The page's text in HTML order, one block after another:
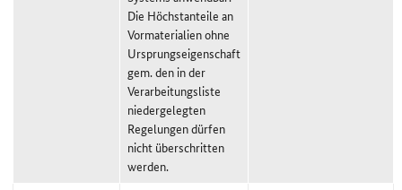
Die Höchstanteile an
Vormaterialien ohne
Ursprungseigenschaft
gem. den in der
Verarbeitungsliste
niedergelegten
Regelungen dürfen
nicht überschritten
werden.